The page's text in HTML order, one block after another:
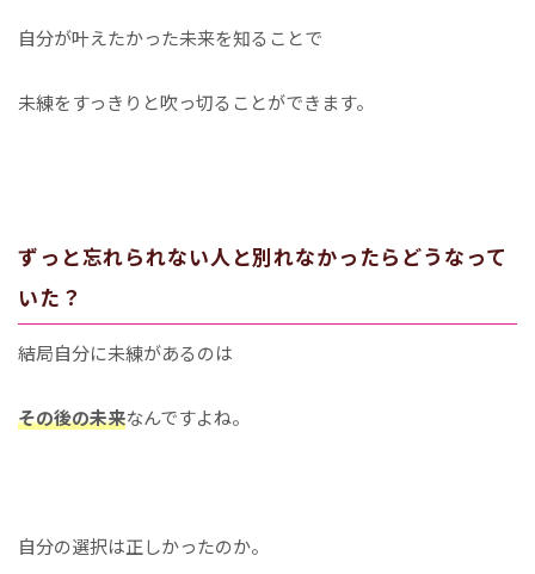
自分が叶えたかった未来を知ることで
未練をすっきりと吹っ切ることができます。
ずっと忘れられない人と別れなかったらどうなって
いた？
結局自分に未練があるのは
その後の未来なんですよね。
自分の選択は正しかったのか。